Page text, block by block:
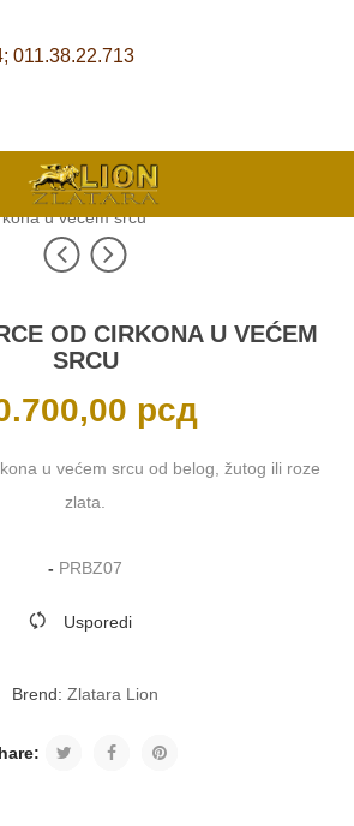
011.38.22.713
OD CIRKONA U VEĆEM
SRCU
рсд
u većem srcu od belog, žutog ili roze
zlata.
- PRBZ07
Usporedi
Brend: Zlatara Lion